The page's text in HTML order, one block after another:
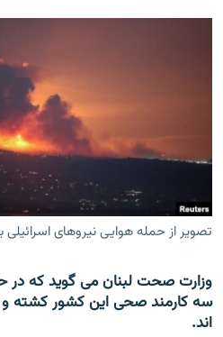
صفحه
Azadi English
تصویر از حمله هوایی نیروهای اسرائیلی
وزارت صحت لبنان می گوید که در
سه کارمند صحی این کشور کشته
اند.